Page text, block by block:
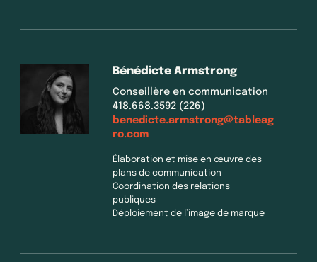
Bénédicte Armstrong
Conseillère en communication
418.668.3592 (226)
benedicte.armstrong@tableag
ro.com
Élaboration et mise en œuvre des
plans de communication
Coordination des relations
publiques
Déploiement de l’image de marque